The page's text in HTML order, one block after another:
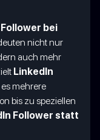
bei
nicht nur
auch mehr
LinkedIn
mehrere
bis zu speziellen
Follower statt